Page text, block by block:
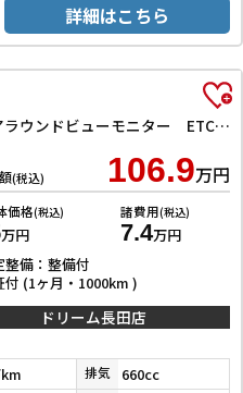
詳細はこちら
X 衝突軽減B 社外ナビ TV アラウンドビューモニター ETC 左パワースライドドア スマートキー プッシュスタート アイドリングストップ ステアリングスイッチ タッチパネルオートエアコン
(税込) 106.9万円
価格(税込)
万円
諸費用(税込)
7.4万円
整備：整備付
付 (1ヶ月・1000km )
ドリーム長田店
排気 660cc